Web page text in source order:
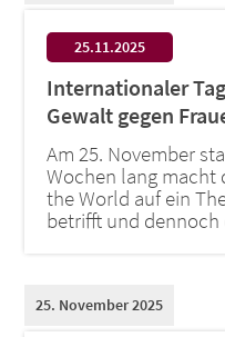
25.11.2025:
Internationaler
Gewalt gegen
Am 25. November
Wochen lang macht
the World auf ein
betrifft und dennoch
25. November 2025